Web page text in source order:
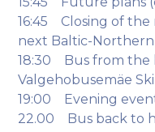
16:45 Closing of the
next Baltic-
18:30 Bus from the
Valgehobusemäe
19:00 Evening
22.00 Bus back to